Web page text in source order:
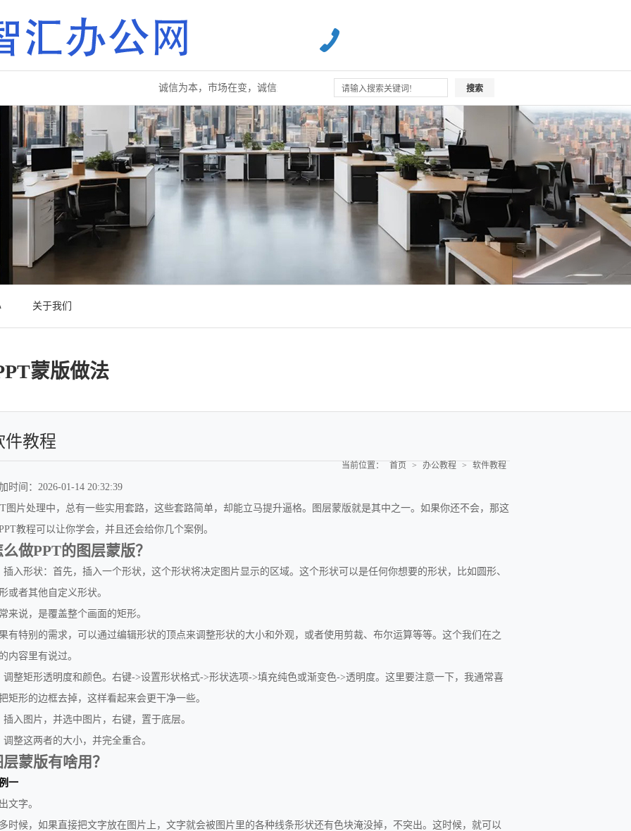
诚信为本，市场在变，诚信永远不变...
关于我们
蒙版做法
件教程
当前位置： 首页 > 办公教程 > 软件教程
时间：2026-01-14 20:32:39
图片处理中，总有一些实用套路，这些套路简单，却能立马提升逼格。图层蒙版就是其中之一。如果你还不会，那这
教程可以让你学会，并且还会给你几个案例。
做PPT的图层蒙版？
插入形状：首先，插入一个形状，这个形状将决定图片显示的区域。这个形状可以是任何你想要的形状，比如圆形、
或者其他自定义形状。
来说，是覆盖整个画面的矩形。
有特别的需求，可以通过编辑形状的顶点来调整形状的大小和外观，或者使用剪裁、布尔运算等等。这个我们在之
内容里有说过。
调整矩形透明度和颜色。右键->设置形状格式->形状选项->填充纯色或渐变色->透明度。这里要注意一下，我通常喜
矩形的边框去掉，这样看起来会更干净一些。
插入图片，并选中图片，右键，置于底层。
调整这两者的大小，并完全重合。
蒙版有啥用？
一
文字。
时候，如果直接把文字放在图片上，文字就会被图片里的各种线条形状还有色块淹没掉，不突出。这时候，就可以